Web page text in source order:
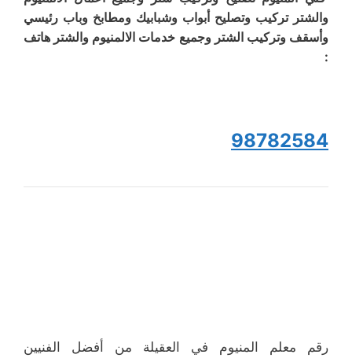
والشتر تركيب وتصليح أبواب وشبابيك ومطابخ وباب رئيسي
وأسقف وتركيب الشتر وجميع خدمات الالمنيوم والشتر هاتف
:
98782584
رقم معلم المنيوم في العقيلة من أفضل الفنيين